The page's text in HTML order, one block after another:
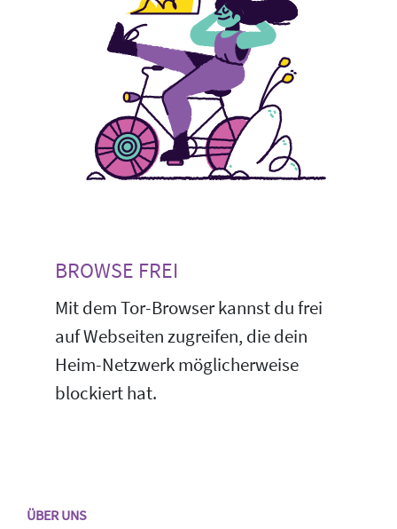
BROWSE FREI
Mit dem Tor-Browser kannst du frei
auf Webseiten zugreifen, die dein
Heim-Netzwerk möglicherweise
blockiert hat.
ÜBER UNS